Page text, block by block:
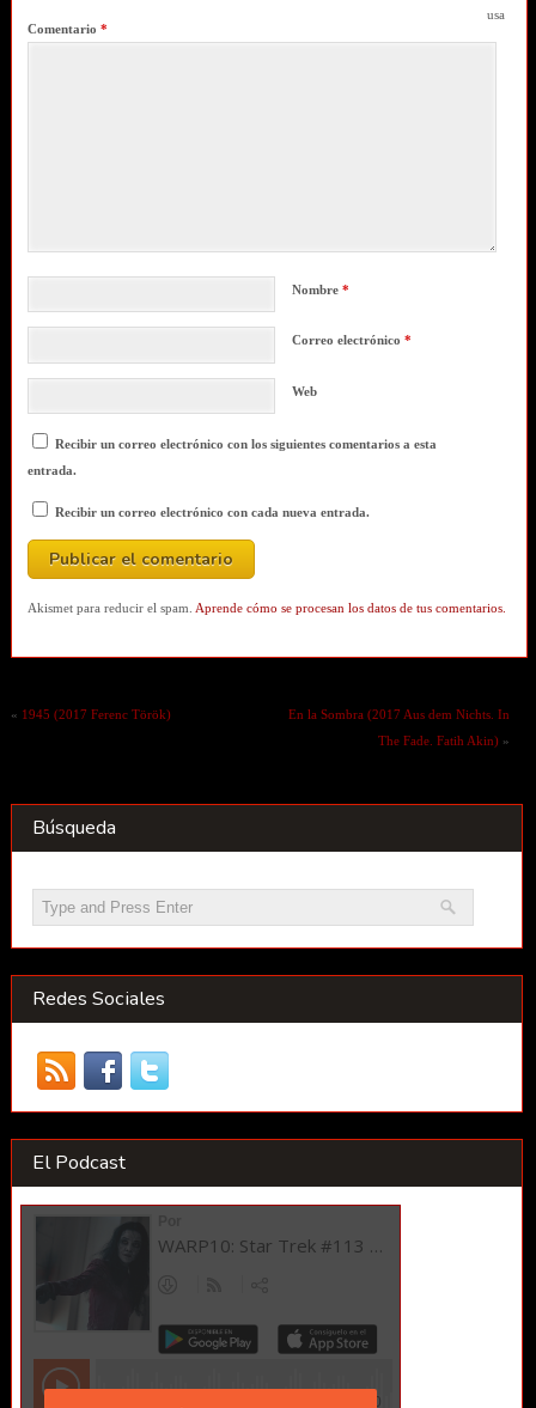
Comentario *
Nombre *
Correo electrónico *
Web
Recibir un correo electrónico con los siguientes comentarios a esta
entrada.
Recibir un correo electrónico con cada nueva entrada.
usa
Akismet para reducir el spam. Aprende cómo se procesan los datos de tus comentarios.
« 1945 (2017 Ferenc Török)
En la Sombra (2017 Aus dem Nichts. In
The Fade. Fatih Akin) »
Búsqueda
Redes Sociales
El Podcast